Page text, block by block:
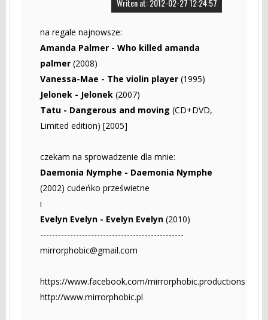
na regale najnowsze:
Amanda Palmer - Who killed amanda
palmer (2008)
Vanessa-Mae - The violin player (1995)
Jelonek - Jelonek (2007)
Tatu - Dangerous and moving (CD+DVD,
Limited edition) [2005]
czekam na sprowadzenie dla mnie:
Daemonia Nymphe - Daemonia Nymphe
(2002) cudeńko prześwietne
i
Evelyn Evelyn - Evelyn Evelyn (2010)
------------------------------------------------
mirrorphobic@gmail.com
https://www.facebook.com/mirrorphobic.productions
http://www.mirrorphobic.pl